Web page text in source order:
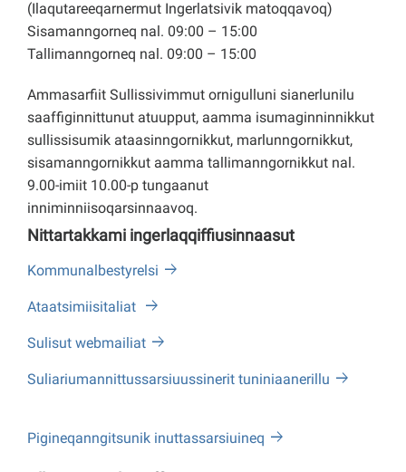
(Ilaqutareeqarnermut Ingerlatsivik matoqqavoq)
Sisamanngorneq nal. 09:00 – 15:00
Tallimanngorneq nal. 09:00 – 15:00
Ammasarfiit Sullissivimmut ornigulluni sianerlunilu
saaffiginnittunut atuupput, aamma isumaginninnikkut
sullissisumik ataasinngornikkut, marlunngornikkut,
sisamanngornikkut aamma tallimanngornikkut nal.
9.00-imiit 10.00-p tungaanut
inniminniisoqarsinnaavoq.
Nittartakkami ingerlaqqiffiusinnaasut
Kommunalbestyrelsi
Ataatsimiisitaliat
Sulisut webmailiat
Suliariumannittussarsiuussinerit tuniniaanerillu
Pigineqanngitsunik inuttassarsiuineq